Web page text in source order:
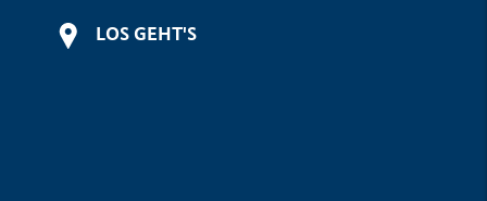
LOS GEHT'S